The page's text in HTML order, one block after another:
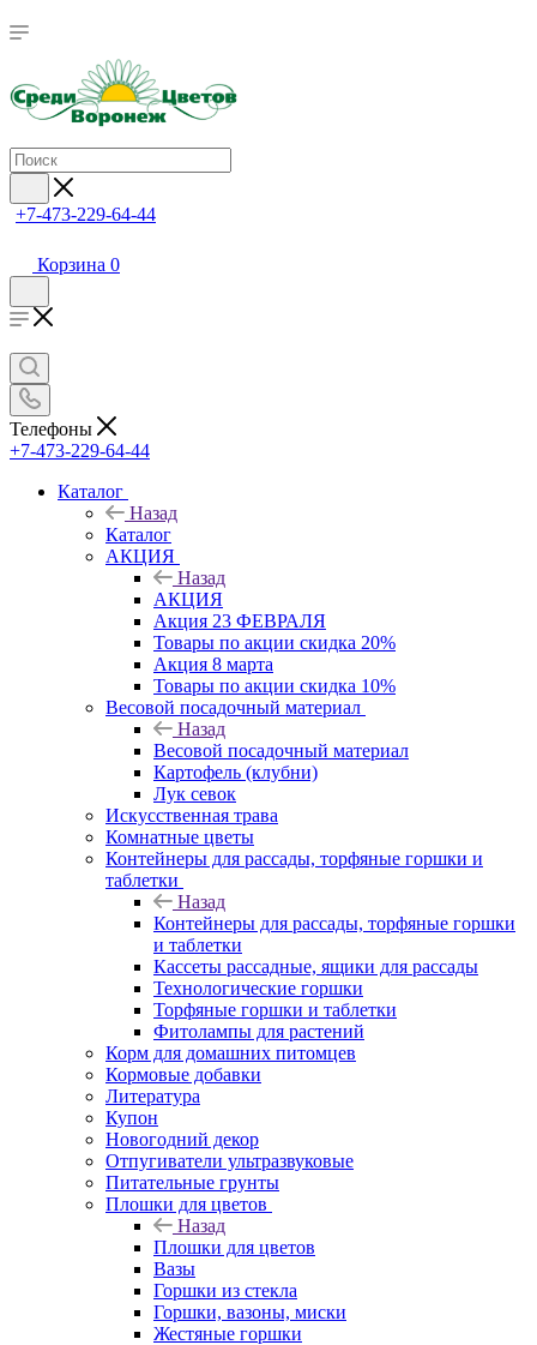
+7-473-229-64-44
Корзина 0
Телефоны
+7-473-229-64-44
Каталог
Назад
Каталог
АКЦИЯ
Назад
АКЦИЯ
Акция 23 ФЕВРАЛЯ
Товары по акции скидка 20%
Акция 8 марта
Товары по акции скидка 10%
Весовой посадочный материал
Назад
Весовой посадочный материал
Картофель (клубни)
Лук севок
Искусственная трава
Комнатные цветы
Контейнеры для рассады, торфяные горшки и
таблетки
Назад
Контейнеры для рассады, торфяные горшки
и таблетки
Кассеты рассадные, ящики для рассады
Технологические горшки
Торфяные горшки и таблетки
Фитолампы для растений
Корм для домашних питомцев
Кормовые добавки
Литература
Купон
Новогодний декор
Отпугиватели ультразвуковые
Питательные грунты
Плошки для цветов
Назад
Плошки для цветов
Вазы
Горшки из стекла
Горшки, вазоны, миски
Жестяные горшки